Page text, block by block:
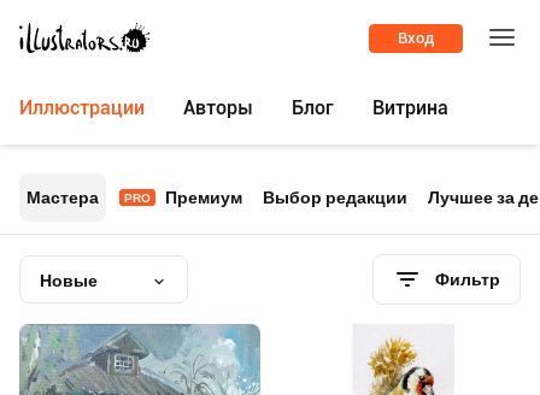
Вход
Иллюстрации Авторы Блог Витрина
Новые
Мастера PRO Премиум Выбор редакции Лучшее за
Фильтр